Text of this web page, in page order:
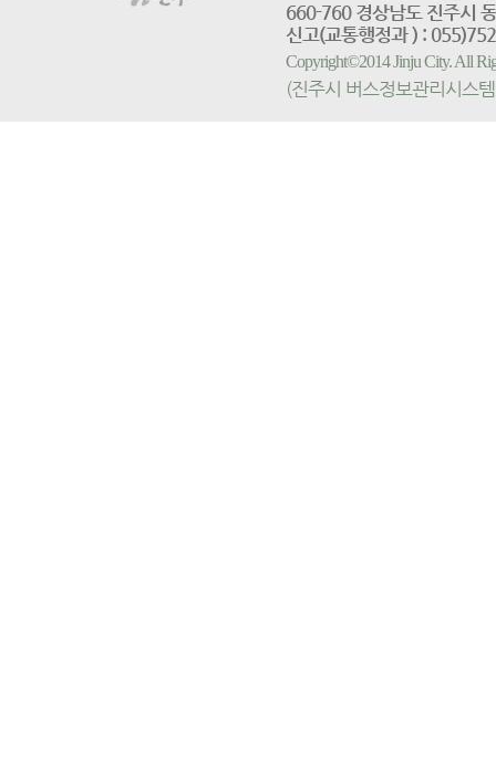
660-760 경상남도 진
신고(교통행정과 ) :
Copyright©2014 Jinju City. All
(진주시 버스정보관리시스